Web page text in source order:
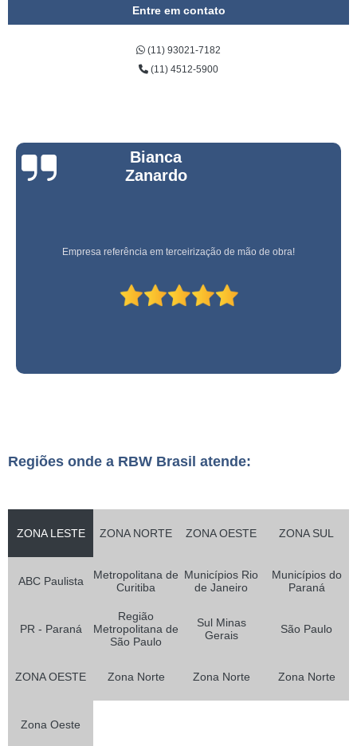
Entre em contato
(11) 93021-7182
(11) 4512-5900
Bianca
Zanardo
Empresa referência em terceirização de mão de obra!
Regiões onde a RBW Brasil atende:
ZONA LESTE ZONA NORTE ZONA OESTE ZONA SUL
ABC Paulista
Metropolitana de
Curitiba
Municípios Rio
de Janeiro
Municípios do
Paraná
PR - Paraná
Região
Metropolitana de
São Paulo
Sul Minas
Gerais
São Paulo
ZONA OESTE Zona Norte Zona Norte Zona Norte
Zona Oeste